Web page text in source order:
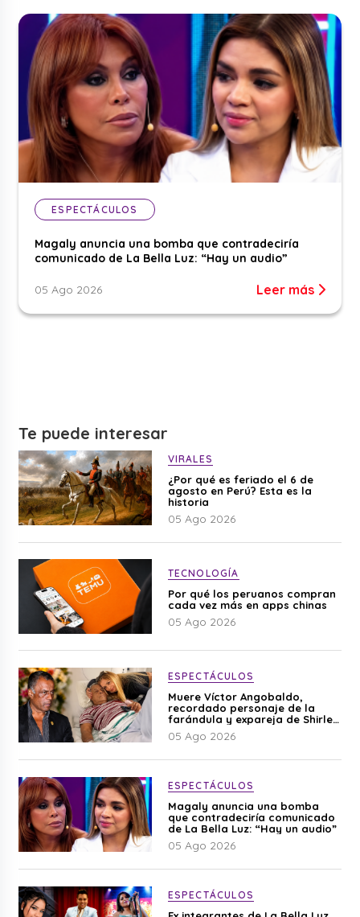
ESPECTÁCULOS
Magaly anuncia una bomba que contradeciría
comunicado de La Bella Luz: “Hay un audio”
05 Ago 2026 Leer más
Te puede interesar
VIRALES
¿Por qué es feriado el 6 de
agosto en Perú? Esta es la
historia
05 Ago 2026
TECNOLOGÍA
Por qué los peruanos compran
cada vez más en apps chinas
05 Ago 2026
ESPECTÁCULOS
Muere Víctor Angobaldo,
recordado personaje de la
farándula y expareja de Shirley
Cherres
05 Ago 2026
ESPECTÁCULOS
Magaly anuncia una bomba
que contradeciría comunicado
de La Bella Luz: “Hay un audio”
05 Ago 2026
ESPECTÁCULOS